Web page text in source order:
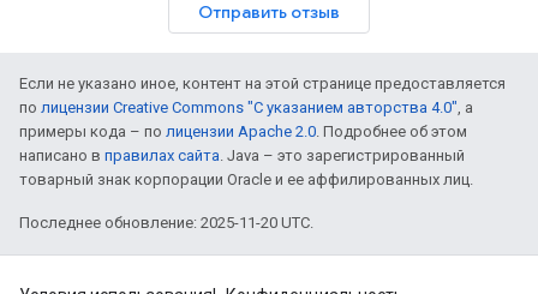
Отправить отзыв
Если не указано иное, контент на этой странице предоставляется
по лицензии Creative Commons "С указанием авторства 4.0", а
примеры кода – по лицензии Apache 2.0. Подробнее об этом
написано в правилах сайта. Java – это зарегистрированный
товарный знак корпорации Oracle и ее аффилированных лиц.
Последнее обновление: 2025-11-20 UTC.